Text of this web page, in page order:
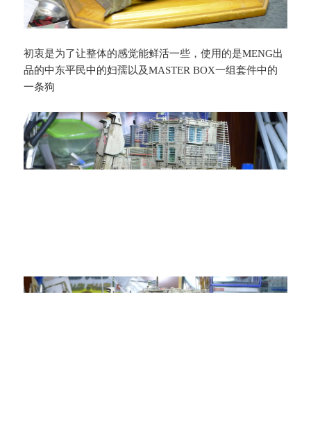
初衷是为了让整体的感觉能鲜活一些，使用的是MENG出
品的中东平民中的妇孺以及MASTER BOX一组套件中的
一条狗